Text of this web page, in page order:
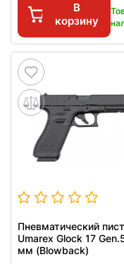
В
корзину
Пневматический
Umarex Glock 17
мм (Blowback)